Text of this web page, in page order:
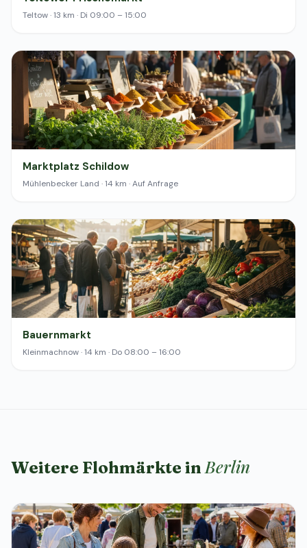
Teltow · 13 km · Di 09:00 – 15:00
Marktplatz Schildow
Mühlenbecker Land · 14 km · Auf Anfrage
Bauernmarkt
Kleinmachnow · 14 km · Do 08:00 – 16:00
Weitere Flohmärkte inBerlin